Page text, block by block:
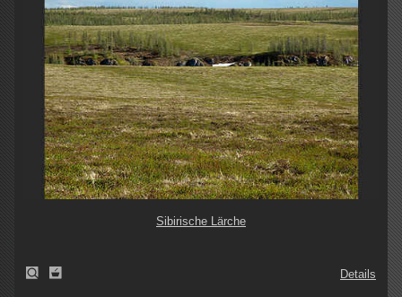
Sibirische Lärche
Details